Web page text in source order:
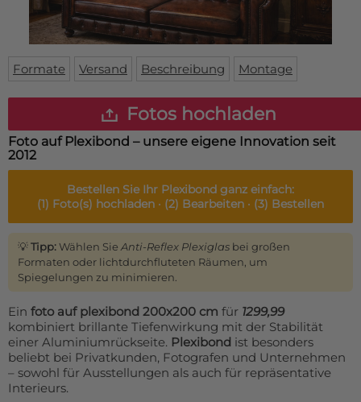
Fußmatte
Bodenmatte
Custom skateboard deck
Über uns
Lieferzeiten
Formate Versand Beschreibung Montage
Fotos hochladen
Foto auf Plexibond – unsere eigene Innovation seit
2012
Bestellen Sie Ihr Plexibond ganz einfach:
(1) Foto(s) hochladen · (2) Bearbeiten · (3) Bestellen
💡Tipp:Wählen Sie Anti-Reflex Plexiglas bei großen
Formaten oder lichtdurchfluteten Räumen, um
Spiegelungen zu minimieren.
Ein foto auf plexibond 200x200 cm für 1299,99
kombiniert brillante Tiefenwirkung mit der Stabilität
einer Aluminiumrückseite. Plexibond ist besonders
beliebt bei Privatkunden, Fotografen und Unternehmen
– sowohl für Ausstellungen als auch für repräsentative
Interieurs.